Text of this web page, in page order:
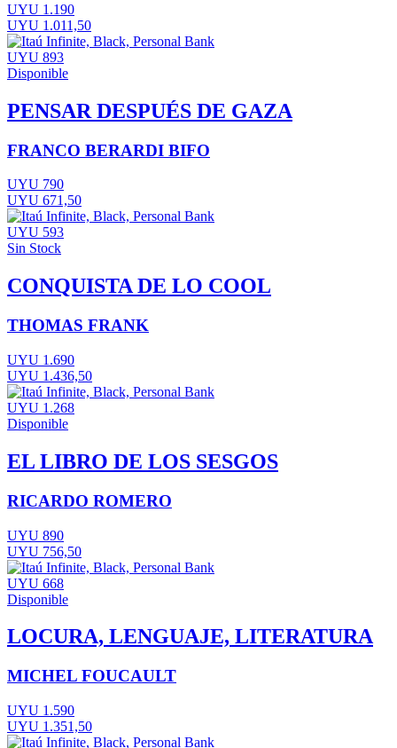
UYU 1.190
UYU 1.011,50
UYU 893
Disponible
PENSAR DESPUÉS DE GAZA
FRANCO BERARDI BIFO
UYU 790
UYU 671,50
UYU 593
Sin Stock
CONQUISTA DE LO COOL
THOMAS FRANK
UYU 1.690
UYU 1.436,50
UYU 1.268
Disponible
EL LIBRO DE LOS SESGOS
RICARDO ROMERO
UYU 890
UYU 756,50
UYU 668
Disponible
LOCURA, LENGUAJE, LITERATURA
MICHEL FOUCAULT
UYU 1.590
UYU 1.351,50